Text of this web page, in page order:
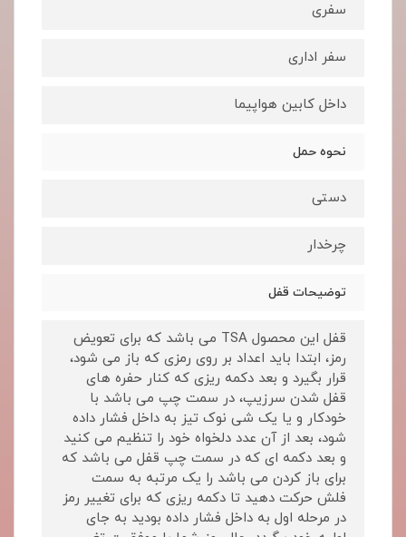
سفری
سفر اداری
داخل کابین هواپیما
نحوه حمل
دستی
چرخدار
توضیحات قفل
قفل این محصول TSA می باشد که برای تعویض
رمز، ابتدا باید اعداد بر روی رمزی که باز می شود،
قرار بگیرد و بعد دکمه ریزی که کنار حفره های
قفل شدن سرزیپ، در سمت چپ می باشد با
خودکار و یا یک شی نوک تیز به داخل فشار داده
شود، بعد از آن عدد دلخواه خود را تنظیم می کنید
و بعد دکمه ای که در سمت چپ قفل می باشد که
برای باز کردن می باشد را یک مرتبه به سمت
فلش حرکت دهید تا دکمه ریزی که برای تغییر رمز
در مرحله اول به داخل فشار داده بودید به جای